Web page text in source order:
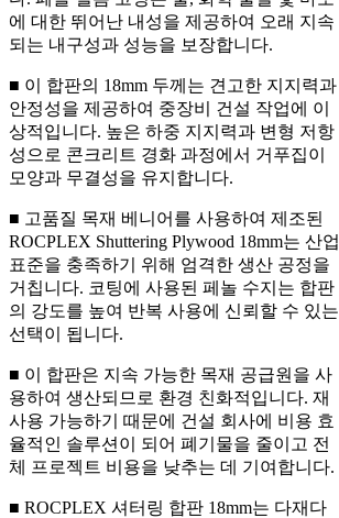
에 대한 뛰어난 내성을 제공하여 오래 지속
되는 내구성과 성능을 보장합니다.
■ 이 합판의 18mm 두께는 견고한 지지력과
안정성을 제공하여 중장비 건설 작업에 이
상적입니다. 높은 하중 지지력과 변형 저항
성으로 콘크리트 경화 과정에서 거푸집이
모양과 무결성을 유지합니다.
■ 고품질 목재 베니어를 사용하여 제조된
ROCPLEX Shuttering Plywood 18mm는 산업
표준을 충족하기 위해 엄격한 생산 공정을
거칩니다. 코팅에 사용된 페놀 수지는 합판
의 강도를 높여 반복 사용에 신뢰할 수 있는
선택이 됩니다.
■ 이 합판은 지속 가능한 목재 공급원을 사
용하여 생산되므로 환경 친화적입니다. 재
사용 가능하기 때문에 건설 회사에 비용 효
율적인 솔루션이 되어 폐기물을 줄이고 전
체 프로젝트 비용을 낮추는 데 기여합니다.
■ ROCPLEX 셔터링 합판 18mm는 다재다